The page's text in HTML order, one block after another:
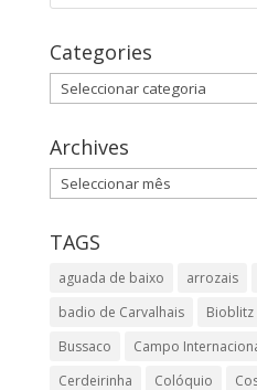
Categories
Categories
Archives
Archives
TAGS
aguada de baixo arrozais
badio de Carvalhais
Bioblitz
Bussaco
Campo
Cerdeirinha
Colóquio